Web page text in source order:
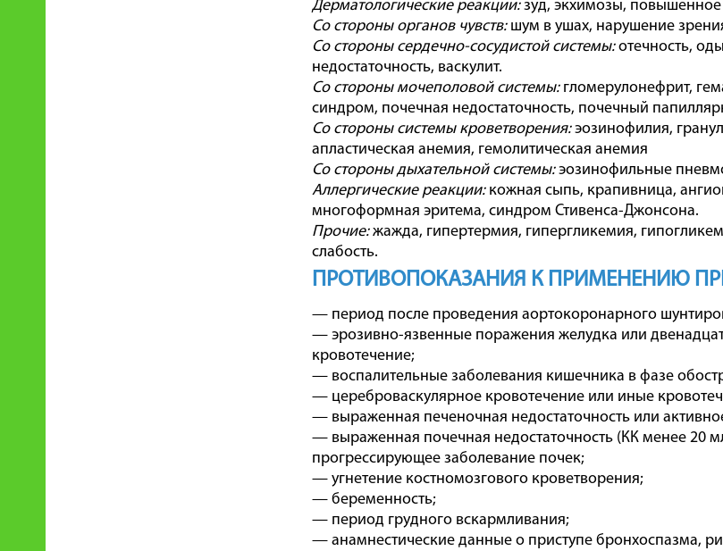
Дерматологические реакции:зуд, экхимозы, повышенное
Со стороны органов чувств:шум в ушах, нарушение
Со стороны сердечно-сосудистой системы:отечность,
недостаточность, васкулит.
Со стороны мочеполовой системы:гломерулонефрит,
синдром, почечная недостаточность, почечный
Со стороны системы кроветворения:эозинофилия,
апластическая анемия, гемолитическая анемия
Со стороны дыхательной системы:эозинофильные
Аллергические реакции:кожная сыпь, крапивница,
многоформная эритема, синдром Стивенса-Джонсона.
Прочие:жажда, гипертермия, гипергликемия,
слабость.
ПРОТИВОПОКАЗАНИЯ К ПРИМЕНЕНИЮ
— период после проведения аортокоронарного
— эрозивно-язвенные поражения желудка или
кровотечение;
— воспалительные заболевания кишечника в фазе
— цереброваскулярное кровотечение или иные
— выраженная печеночная недостаточность или
— выраженная почечная недостаточность (КК менее 20
прогрессирующее заболевание почек;
— угнетение костномозгового кроветворения;
— беременность;
— период грудного вскармливания;
— анамнестические данные о приступе бронхоспазма,